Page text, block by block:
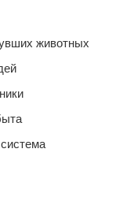
животных